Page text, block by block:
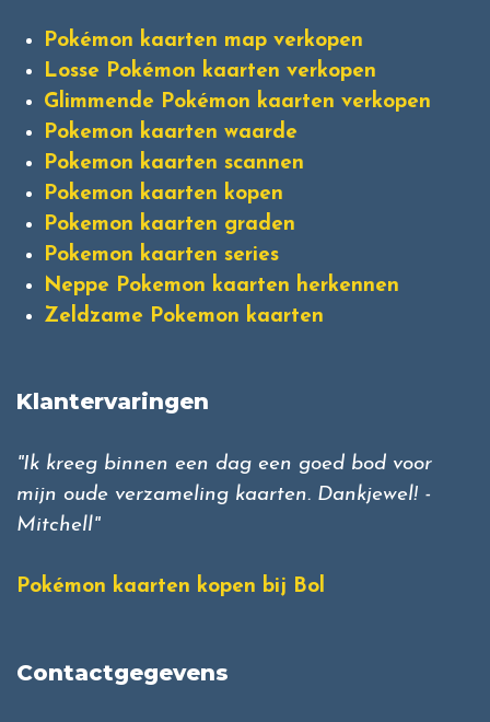
Pokémon kaarten map verkopen
Losse Pokémon kaarten verkopen
Glimmende Pokémon kaarten verkopen
Pokemon kaarten waarde
Pokemon kaarten scannen
Pokemon kaarten kopen
Pokemon kaarten graden
Pokemon kaarten series
Neppe Pokemon kaarten herkennen
Zeldzame Pokemon kaarten
Klantervaringen
"Ik kreeg binnen een dag een goed bod voor
mijn oude verzameling kaarten. Dankjewel! -
Mitchell"
Pokémon kaarten kopen bij Bol
Contactgegevens